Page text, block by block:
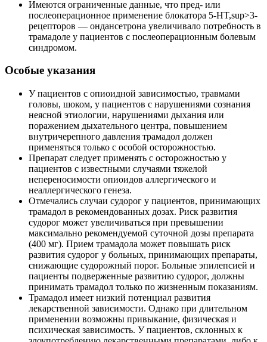
Имеются ограниченные данные, что пред- или
послеоперационное применение блокатора 5-НT,sup>3-
рецепторов — ондансетрона увеличивало потребность в
трамадоле у пациентов с послеоперационным болевым
синдромом.
Особые указания
У пациентов с опиоидной зависимостью, травмами
головы, шоком, у пациентов с нарушениями сознания
неясной этиологии, нарушениями дыхания или
поражением дыхательного центра, повышением
внутричерепного давления трамадол должен
применяться только с особой осторожностью.
Препарат следует применять с осторожностью у
пациентов с известными случаями тяжелой
непереносимости опиоидов аллергического и
неаллергического генеза.
Отмечались случаи судорог у пациентов, принимающих
трамадол в рекомендованных дозах. Риск развития
судорог может увеличиваться при превышении
максимально рекомендуемой суточной дозы препарата
(400 мг). Прием трамадола может повышать риск
развития судорог у больных, принимающих препараты,
снижающие судорожный порог. Больные эпилепсией и
пациенты подверженные развитию судорог, должны
принимать трамадол только по жизненным показаниям.
Трамадол имеет низкий потенциал развития
лекарственной зависимости. Однако при длительном
применении возможны привыкание, физическая и
психическая зависимость. У пациентов, склонных к